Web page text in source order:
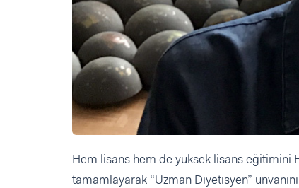
Hem lisans hem de yüksek lisans eğitimini
tamamlayarak “Uzman Diyetisyen”